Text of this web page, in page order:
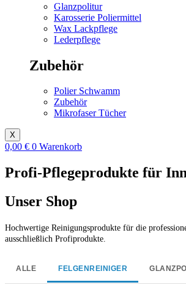
Glanzpolitur
Karosserie Poliermittel
Wax Lackpflege
Lederpflege
Zubehör
Polier Schwamm
Zubehör
Mikrofaser Tücher
X
0,00 € 0 Warenkorb
Profi-Pflegeprodukte für
Unser Shop
Hochwertige Reinigungsprodukte für die
ausschließlich Profiprodukte.
ALLE FELGENREINIGER